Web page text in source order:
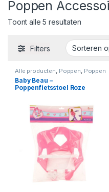
Poppen
Toont alle 5 resultaten
Filters
Alle producten, Poppen, Poppen
Accessoires
Baby Beau –
Poppenfietsstoel Roze